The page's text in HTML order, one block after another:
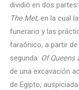
dividió en dos
The Met, en la cual
funerario y las
faraónico, a partir
segunda: Of Queens
de una excavación
de Egipto,